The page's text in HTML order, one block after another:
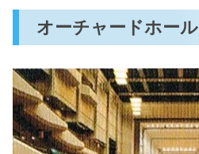
オーチャードホール